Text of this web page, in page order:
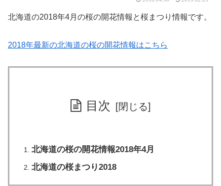
北海道の2018年4月の桜の開花情報と桜まつり情報です。
2018年最新の北海道の桜の開花情報はこちら
目次
北海道の桜の開花情報2018年4月
北海道の桜まつり2018